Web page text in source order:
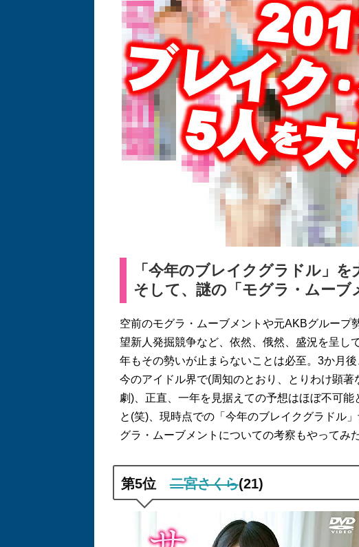
「今年のブレイクグラドル」を
そして、謎の「モグラ・ムーブ
空前のモグラ・ムーブメントや元AKBグループ
望新人発掘競争など、依然、俄然、盛況を呈し
年もその勢いが止まらないことは必至。 3か月
今のアイドル界で(周知のとおり、とりわけ顕
劇)、正直、一年を見据えての予想はほぼ不可
と (笑)、現時点での「今年のブレイクグラドル
グラ・ムーブメントについての考察もやってみた
第5位二宮さくら(21)